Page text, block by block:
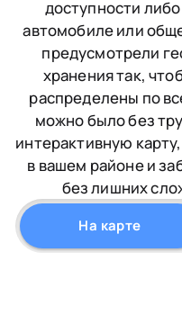
доступности
автомобиле или
предусмотрели
хранения так,
распределены по
можно было без
интерактивную
в вашем районе и
без лишних
На карте